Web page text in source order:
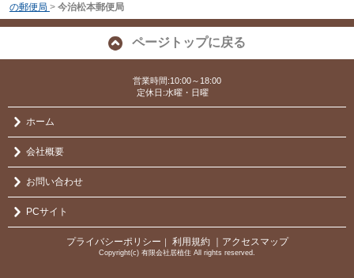
の郵便局 > 今治松本郵便局
ページトップに戻る
営業時間:10:00～18:00
定休日:水曜・日曜
ホーム
会社概要
お問い合わせ
PCサイト
プライバシーポリシー ｜ 利用規約 ｜アクセスマップ
Copyright(c) 有限会社居植住 All rights reserved.